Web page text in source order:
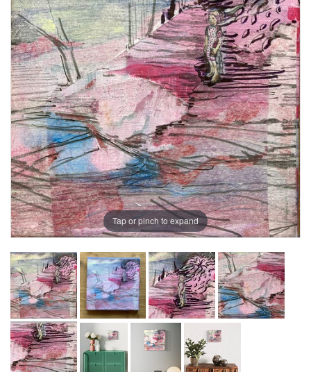
Tap or pinch to expand